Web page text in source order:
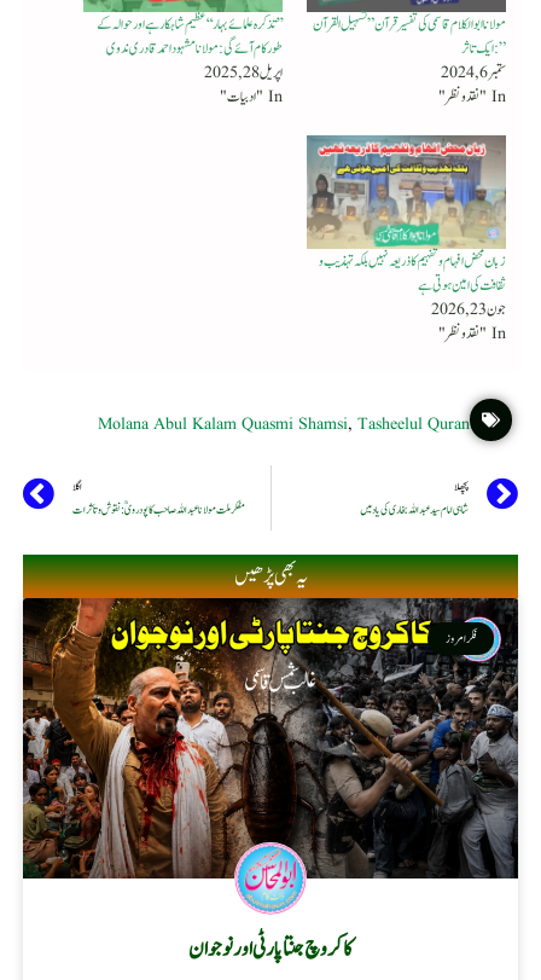
مولانا ابوالکلام قا سمی کی تفسیر قرآن ” تسہیل القرآن
” : ایک تاثر
ستمبر 6, 2024
In "نقد ونظر"
’’ تذکرہ علمائے بہار‘‘ عظیم شاہکارہےاور حوالہ کے
طور کام آئے گی : مولانا مشہود احمد قادری ندوی
اپریل 28, 2025
In "ادبیات"
زبان محض افہام و تفہیم کا ذریعہ نہیں بلکہ تہذیب و
ثقافت کی امین ہوتی ہے
جون 23, 2026
In "نقد ونظر"
Molana Abul Kalam Quasmi Shamsi,Tasheelul Quran
پچھلا
شاہی امام سید عبداللہ بخاری کی یاد میں
اگلا
مفکر ملت مولانا عبد اللہ صاحب کاپودرویؒ : نقوش و تأثرات
یہ بھی پڑھیں
فکر امروز
کاکروچ جنتا پارٹی اور نوجوان